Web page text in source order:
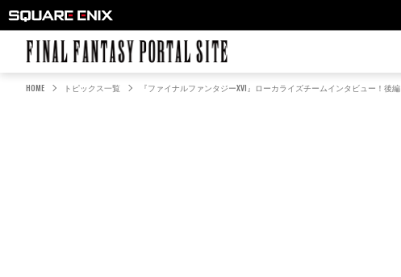
HOME トピックス一覧 『ファイナルファンタジーXVI』ローカライズチームインタビュー！後編